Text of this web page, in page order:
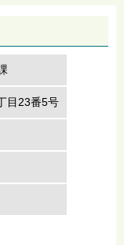
目23番5号